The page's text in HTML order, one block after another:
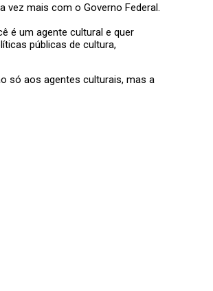
vez mais com o Governo Federal.
é um agente cultural e quer
públicas de cultura,
só aos agentes culturais, mas a